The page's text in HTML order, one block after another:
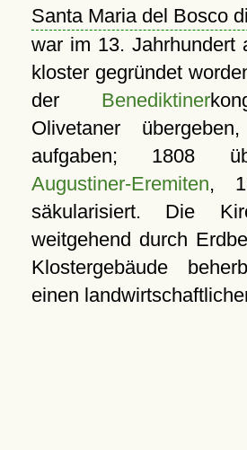
Santa Maria del Bosco
war im 13. Jahrhundert
kloster gegründet
der Benediktiner
Olivetaner
aufgaben; 1808
Augustiner-Eremiten,
säkularisiert. Die
weitgehend durch
Klostergebäude
einen